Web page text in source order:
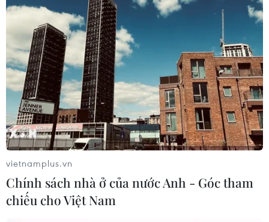
vietnamplus.vn
Chính sách nhà ở của nước Anh - Góc tham
chiếu cho Việt Nam